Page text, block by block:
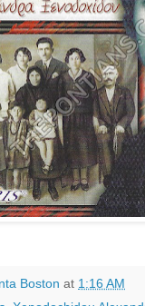
Boston at 1:16 AM